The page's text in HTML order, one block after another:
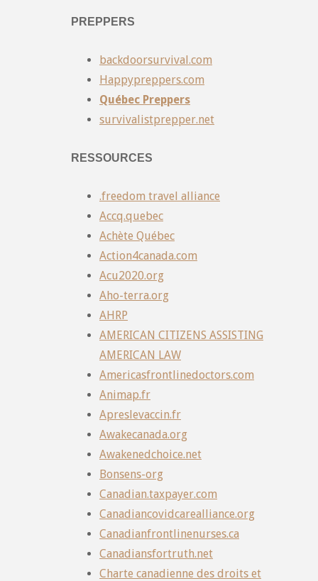
PREPPERS
backdoorsurvival.com
Happypreppers.com
Québec Preppers
survivalistprepper.net
RESSOURCES
.freedom travel alliance
Accq.quebec
Achète Québec
Action4canada.com
Acu2020.org
Aho-terra.org
AHRP
AMERICAN CITIZENS ASSISTING
AMERICAN LAW
Americasfrontlinedoctors.com
Animap.fr
Apreslevaccin.fr
Awakecanada.org
Awakenedchoice.net
Bonsens-org
Canadian.taxpayer.com
Canadiancovidcarealliance.org
Canadianfrontlinenurses.ca
Canadiansfortruth.net
Charte canadienne des droits et